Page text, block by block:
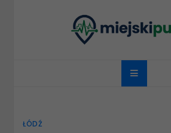
miejskipuls.pl
ŁÓDŹ